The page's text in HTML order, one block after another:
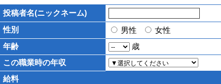
投稿者名(ニックネーム)
性別
男性
女性
年齢
歳
この職業時の年収
給料